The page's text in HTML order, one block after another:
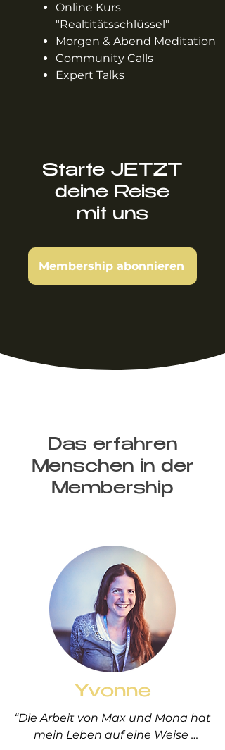
Online Kurs
"Realtitätsschlüssel"
Morgen & Abend Meditation
Community Calls
Expert Talks
Starte JETZT
deine Reise
mit uns
Membership abonnieren
Das erfahren
Menschen in der
Membership
Yvonne
“Die Arbeit von Max und Mona hat
mein Leben auf eine Weise